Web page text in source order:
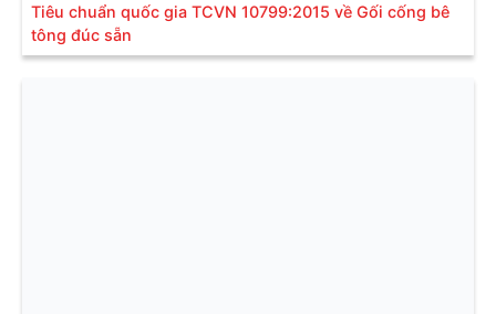
Tiêu chuẩn quốc gia TCVN 10799:2015 về Gối cống bê
tông đúc sẵn